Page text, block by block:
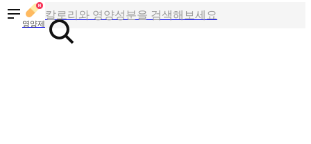
영양제
혈당 · 다이어트 음식 검색해보세요
음식 · 영양제 리뷰를 찾아보세요